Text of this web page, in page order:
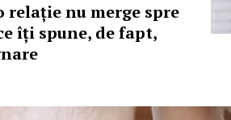
relație nu merge spre
îți spune, de fapt,